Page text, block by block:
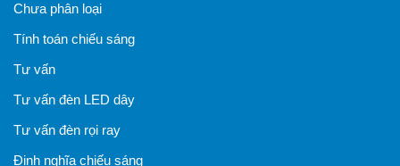
Chưa phân loại
Tính toán chiếu sáng
Tư vấn
Tư vấn đèn LED dây
Tư vấn đèn rọi ray
Định nghĩa chiếu sáng